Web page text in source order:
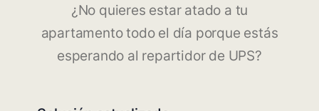
¿No quieres estar atado a tu
apartamento todo el día porque estás
esperando al repartidor de UPS?